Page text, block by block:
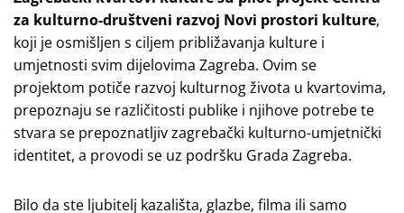
za kulturno-društveni razvoj Novi prostori kulture,
koji je osmišljen s ciljem približavanja kulture i
umjetnosti svim dijelovima Zagreba. Ovim se
projektom potiče razvoj kulturnog života u kvartovima,
prepoznaju se različitosti publike i njihove potrebe te
stvara se prepoznatljiv zagrebački kulturno-umjetnički
identitet, a provodi se uz podršku Grada Zagreba.
Bilo da ste ljubitelj kazališta, glazbe, filma ili samo